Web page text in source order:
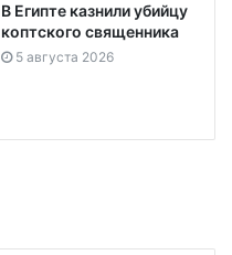
В Египте казнили убийцу
коптского священника
5 августа 2026